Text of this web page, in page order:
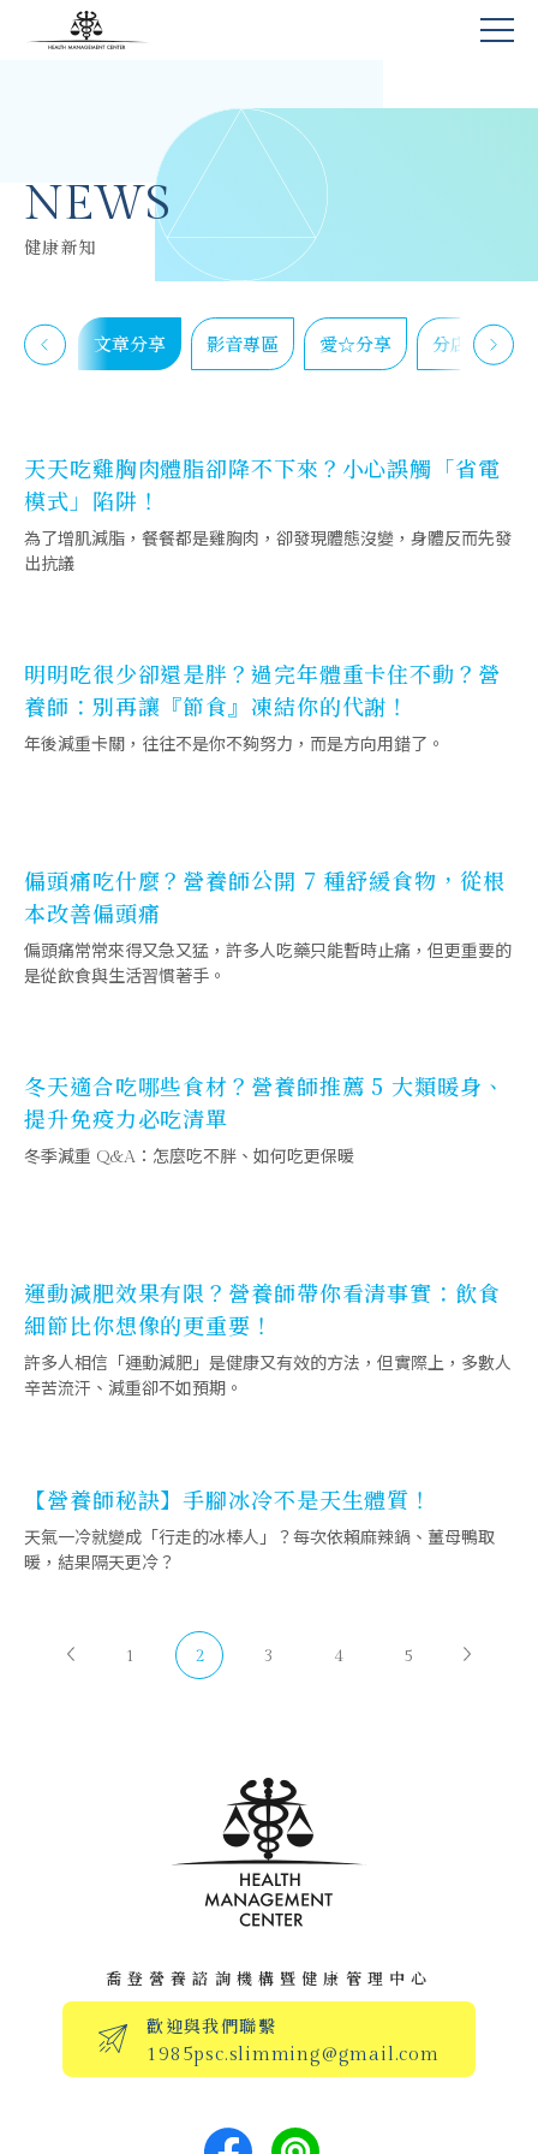
NEWS
健康新知
食譜 文章分享 影音專區 愛☆分享 分店訊息
天天吃雞胸肉體脂卻降不下來？小心誤觸「省電
模式」陷阱！
為了增肌減脂，餐餐都是雞胸肉，卻發現體態沒變，身體反而先發
出抗議
明明吃很少卻還是胖？過完年體重卡住不動？營
養師：別再讓『節食』凍結你的代謝！
年後減重卡關，往往不是你不夠努力，而是方向用錯了。
偏頭痛吃什麼？營養師公開 7 種舒緩食物，從根
本改善偏頭痛
偏頭痛常常來得又急又猛，許多人吃藥只能暫時止痛，但更重要的
是從飲食與生活習慣著手。
冬天適合吃哪些食材？營養師推薦 5 大類暖身、
提升免疫力必吃清單
冬季減重 Q&A：怎麼吃不胖、如何吃更保暖
運動減肥效果有限？營養師帶你看清事實：飲食
細節比你想像的更重要！
許多人相信「運動減肥」是健康又有效的方法，但實際上，多數人
辛苦流汗、減重卻不如預期。
【營養師秘訣】手腳冰冷不是天生體質！
天氣一冷就變成「行走的冰棒人」？每次依賴麻辣鍋、薑母鴨取
暖，結果隔天更冷？
1 2 3 4 5
喬登營養諮詢機構暨健康管理中心
歡迎與我們聯繫
1985psc.slimming@gmail.com